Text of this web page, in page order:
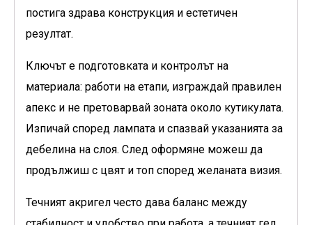
постига здрава конструкция и естетичен
резултат.
Ключът е подготовката и контролът на
материала: работи на етапи, изграждай правилен
апекс и не претоварвай зоната около кутикулата.
Изпичай според лампата и спазвай указанията за
дебелина на слоя. След оформяне можеш да
продължиш с цвят и топ според желаната визия.
Течният акригел често дава баланс между